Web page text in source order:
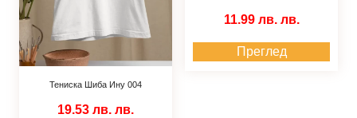
Тениска Шиба Ину 004
19.53 лв. лв.
11.99 лв. лв.
Преглед